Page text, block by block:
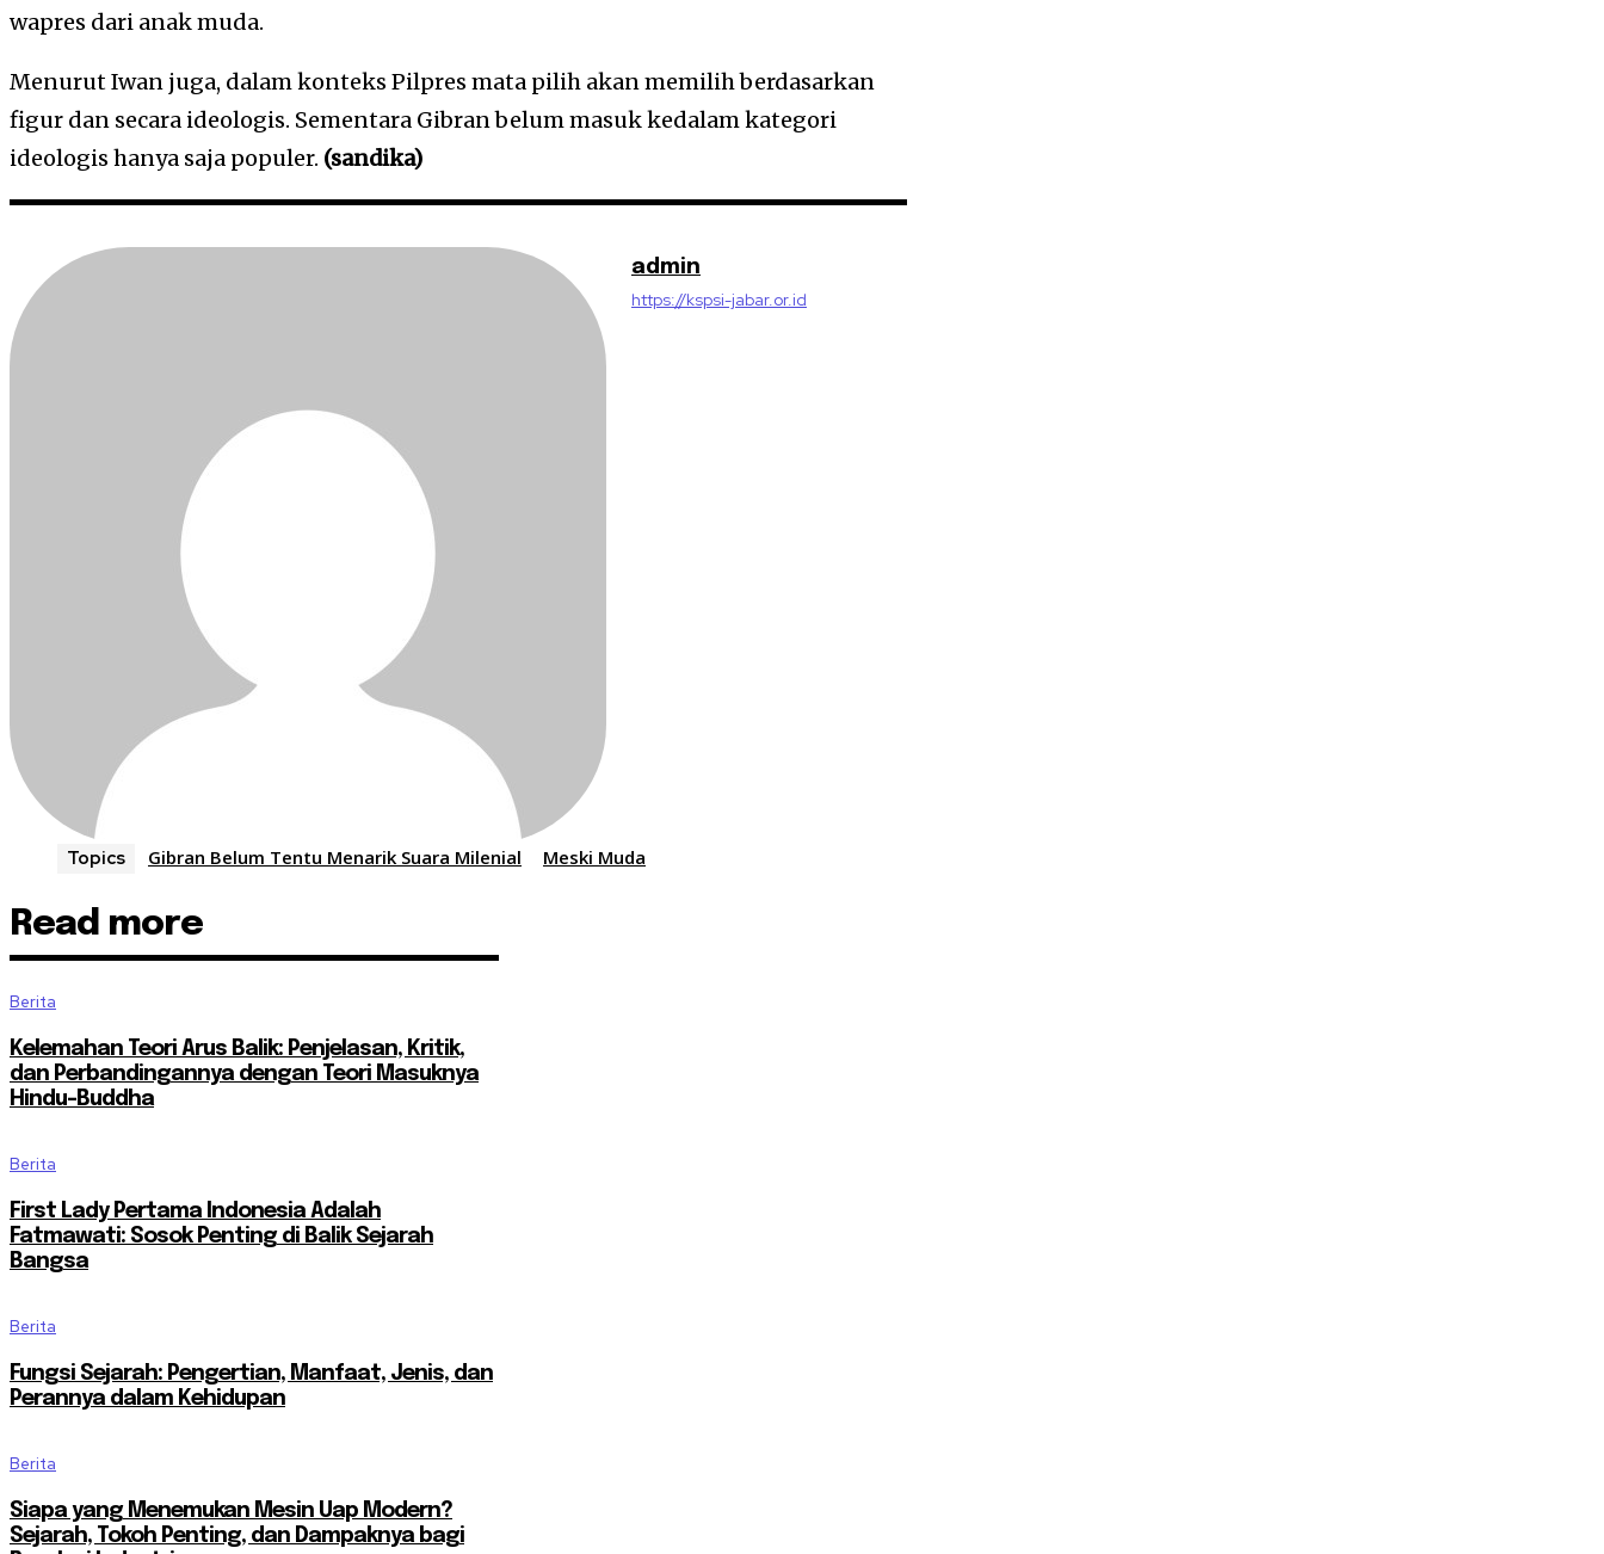
wapres dari anak muda.
Menurut Iwan juga, dalam konteks Pilpres mata pilih akan memilih berdasarkan
figur dan secara ideologis. Sementara Gibran belum masuk kedalam kategori
ideologis hanya saja populer. (sandika)
admin
https://kspsi-jabar.or.id
Topics Gibran Belum Tentu Menarik Suara Milenial Meski Muda
Read more
Berita
Kelemahan Teori Arus Balik: Penjelasan, Kritik,
dan Perbandingannya dengan Teori Masuknya
Hindu-Buddha
Berita
First Lady Pertama Indonesia Adalah
Fatmawati: Sosok Penting di Balik Sejarah
Bangsa
Berita
Fungsi Sejarah: Pengertian, Manfaat, Jenis, dan
Perannya dalam Kehidupan
Berita
Siapa yang Menemukan Mesin Uap Modern?
Sejarah, Tokoh Penting, dan Dampaknya bagi